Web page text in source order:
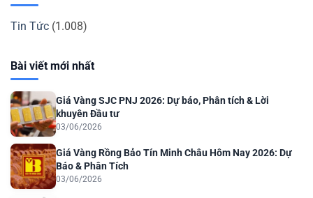
Tin Tức (1.008)
Bài viết mới nhất
Giá Vàng SJC PNJ 2026: Dự báo, Phân tích & Lời
khuyên Đầu tư
03/06/2026
Giá Vàng Rồng Bảo Tín Minh Châu Hôm Nay 2026: Dự
Báo & Phân Tích
03/06/2026